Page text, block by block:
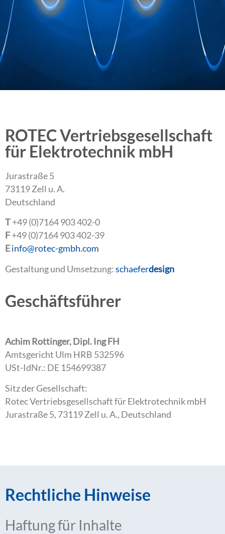
ROTEC Vertriebsgesellschaft
für Elektrotechnik mbH
Jurastraße 5
73119 Zell u. A.
Deutschland
T+49 (0)7164 903 402-0
F+49 (0)7164 903 402-39
Einfo@rotec-gmbh.com
Gestaltung und Umsetzung:schaeferdesign
Geschäftsführer
Achim Rottinger, Dipl. Ing FH
Amtsgericht Ulm HRB 532596
USt-IdNr.: DE 154699387
Sitz der Gesellschaft:
Rotec Vertriebsgesellschaft für Elektrotechnik mbH
Jurastraße 5, 73119 Zell u. A., Deutschland
Rechtliche Hinweise
Haftung für Inhalte